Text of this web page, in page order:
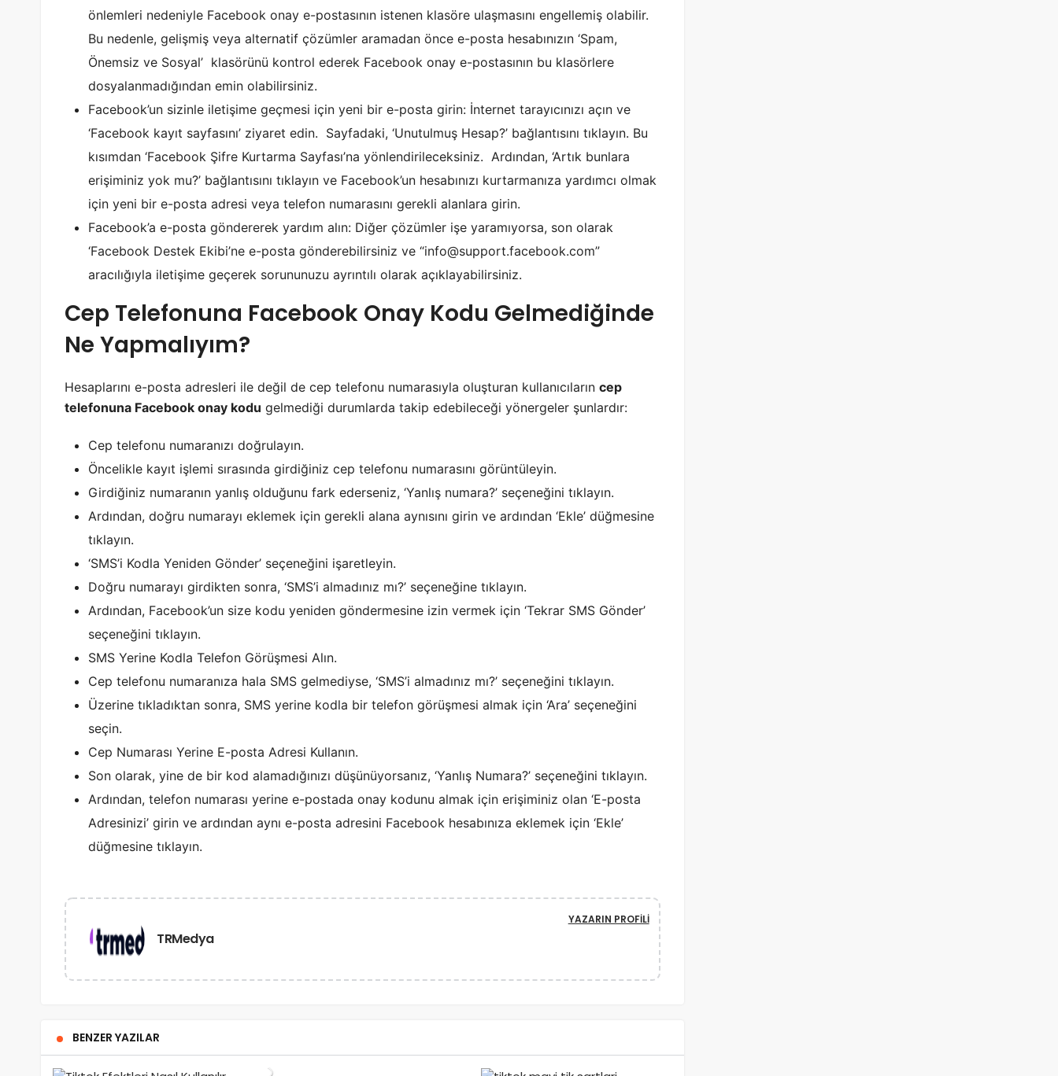
önlemleri nedeniyle Facebook onay e-postasının istenen klasöre ulaşmasını engellemiş olabilir.
Bu nedenle, gelişmiş veya alternatif çözümler aramadan önce e-posta hesabınızın ‘Spam,
Önemsiz ve Sosyal’ klasörünü kontrol ederek Facebook onay e-postasının bu klasörlere
dosyalanmadığından emin olabilirsiniz.
Facebook’un sizinle iletişime geçmesi için yeni bir e-posta girin: İnternet tarayıcınızı açın ve
‘Facebook kayıt sayfasını’ ziyaret edin. Sayfadaki, ‘Unutulmuş Hesap?’ bağlantısını tıklayın. Bu
kısımdan ‘Facebook Şifre Kurtarma Sayfası’na yönlendirileceksiniz. Ardından, ‘Artık bunlara
erişiminiz yok mu?’ bağlantısını tıklayın ve Facebook’un hesabınızı kurtarmanıza yardımcı olmak
için yeni bir e-posta adresi veya telefon numarasını gerekli alanlara girin.
Facebook’a e-posta göndererek yardım alın: Diğer çözümler işe yaramıyorsa, son olarak
‘Facebook Destek Ekibi’ne e-posta gönderebilirsiniz ve “info@support.facebook.com”
aracılığıyla iletişime geçerek sorununuzu ayrıntılı olarak açıklayabilirsiniz.
Cep Telefonuna Facebook Onay Kodu Gelmediğinde
Ne Yapmalıyım?
Hesaplarını e-posta adresleri ile değil de cep telefonu numarasıyla oluşturan kullanıcıların cep
telefonuna Facebook onay kodu gelmediği durumlarda takip edebileceği yönergeler şunlardır:
Cep telefonu numaranızı doğrulayın.
Öncelikle kayıt işlemi sırasında girdiğiniz cep telefonu numarasını görüntüleyin.
Girdiğiniz numaranın yanlış olduğunu fark ederseniz, ‘Yanlış numara?’ seçeneğini tıklayın.
Ardından, doğru numarayı eklemek için gerekli alana aynısını girin ve ardından ‘Ekle’ düğmesine
tıklayın.
‘SMS’i Kodla Yeniden Gönder’ seçeneğini işaretleyin.
Doğru numarayı girdikten sonra, ‘SMS’i almadınız mı?’ seçeneğine tıklayın.
Ardından, Facebook’un size kodu yeniden göndermesine izin vermek için ‘Tekrar SMS Gönder’
seçeneğini tıklayın.
SMS Yerine Kodla Telefon Görüşmesi Alın.
Cep telefonu numaranıza hala SMS gelmediyse, ‘SMS’i almadınız mı?’ seçeneğini tıklayın.
Üzerine tıkladıktan sonra, SMS yerine kodla bir telefon görüşmesi almak için ‘Ara’ seçeneğini
seçin.
Cep Numarası Yerine E-posta Adresi Kullanın.
Son olarak, yine de bir kod alamadığınızı düşünüyorsanız, ‘Yanlış Numara?’ seçeneğini tıklayın.
Ardından, telefon numarası yerine e-postada onay kodunu almak için erişiminiz olan ‘E-posta
Adresinizi’ girin ve ardından aynı e-posta adresini Facebook hesabınıza eklemek için ‘Ekle’
düğmesine tıklayın.
TRMedya
YAZARIN PROFILI
BENZER YAZILAR